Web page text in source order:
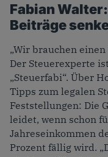
Fabian
Beiträge
„Wir brauchen
Der Steuerexperte
„Steuerfabi“. Über
Tipps zum legalen
Feststellungen: Die
leidet, wenn schon
Jahreseinkommen
Prozent fällig wird.